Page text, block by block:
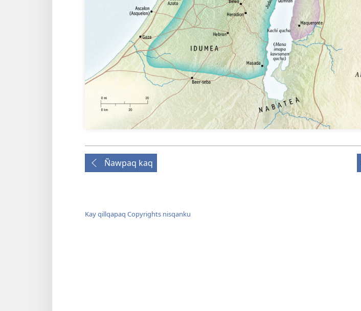
Ñawpaq kaq
Kay qillqapaq Copyrights nisqanku